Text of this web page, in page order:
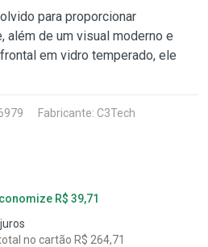
para proporcionar
além de um visual moderno e
em vidro temperado, ele
Fabricante: C3Tech
R$ 39,71
no cartão R$ 264,71